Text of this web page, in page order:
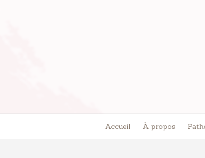
Accueil À propos